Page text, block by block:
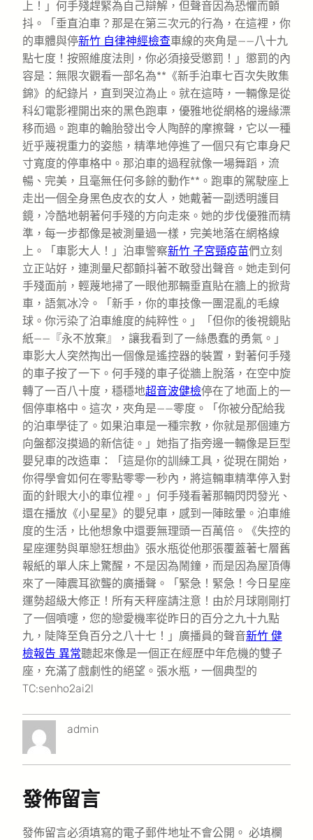
上！」何手殘趕緊為自己辯解，但聲音因為恐懼而顫
抖。「垂直泊車？那是在第三次元的行為，在這裡，你
的車體與停新竹 自律神經檢查車線的夾角是——八十九
點七度！按照維度法則，你必須接受懲罰！」懲罰的內
容是：無限次觀看一部名為**《新手泊車七百次失敗集
錦》的紀錄片，直到哭泣為止。就在這時，一輛像是從
科幻電影裡開出來的黑色跑車，優雅地從網格的邊緣漂
移而過。跑車的輪胎發出令人陶醉的摩擦聲，它以一種
近乎蔑視重力的姿態，精準地停進了一個只有它車身尺
寸寬度的停車格中。那泊車的過程就像一場舞蹈，流
暢、完美，且毫無任何多餘的動作**。跑車的駕駛座上
走出一個全身黑色皮衣的女人，她戴著一副透明護目
鏡，冷酷地朝著何手殘的方向走來。她的步伐優雅而精
準，每一步都像是被測量過一樣，完美地落在網格線
上。「車影大人！」泊車警察新竹 子宮頸疫苗們立刻
立正站好，連測量尺都顫抖著不敢發出聲音。她走到何
手殘面前，輕蔑地掃了一眼他那輛垂直貼在牆上的掀背
車，語氣冰冷。「新手，你的車技像一團混亂的毛線
球。你污染了泊車維度的純粹性。」「但你的後視鏡貼
紙——『永不放棄』，讓我看到了一絲愚蠢的勇氣。」
車影大人突然掏出一個像是遙控器的裝置，對著何手殘
的車子按了一下。何手殘的車子從牆上脫落，在空中旋
轉了一百八十度，穩穩地超音波健檢停在了地面上的一
個停車格中。這次，夾角是——零度。「你被分配給我
的泊車學徒了。如果泊車是一種宗教，你就是那個連方
向盤都沒摸過的新信徒。」她指了指旁邊一輛像是巨型
嬰兒車的改造車：「這是你的訓練工具，從現在開始，
你得學會如何在零點零零一秒內，將這輛車精準停入對
面的針眼大小的車位裡。」何手殘看著那輛閃閃發光、
還在播放《小星星》的嬰兒車，感到一陣眩暈。泊車維
度的生活，比他想象中還要無理頭一百萬倍。《失控的
星座運勢與單戀狂想曲》張水瓶從他那張覆蓋著七層舊
報紙的單人床上驚醒，不是因為鬧鐘，而是因為屋頂傳
來了一陣震耳欲聾的廣播聲。「緊急！緊急！今日星座
運勢超級大修正！所有天秤座請注意！由於月球剛剛打
了一個噴嚏，您的戀愛機率從昨日的百分之九十九點
九，陡降至負百分之八十七！」廣播員的聲音新竹 健
檢報告 異常聽起來像是一個正在經歷中年危機的雙子
座，充滿了戲劇性的絕望。張水瓶，一個典型的
TC:senho2ai2l
admin
發佈留言
發佈留言必須填寫的電子郵件地址不會公開。 必填欄